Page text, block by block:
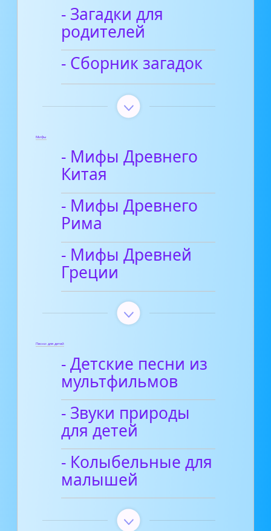
- Загадки для
родителей
- Сборник загадок
Мифы
- Мифы Древнего
Китая
- Мифы Древнего
Рима
- Мифы Древней
Греции
Песни для детей
- Детские песни из
мультфильмов
- Звуки природы
для детей
- Колыбельные для
малышей